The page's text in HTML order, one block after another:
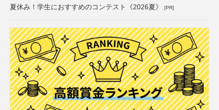
夏休み！学生におすすめのコンテスト《2026夏》 [PR]